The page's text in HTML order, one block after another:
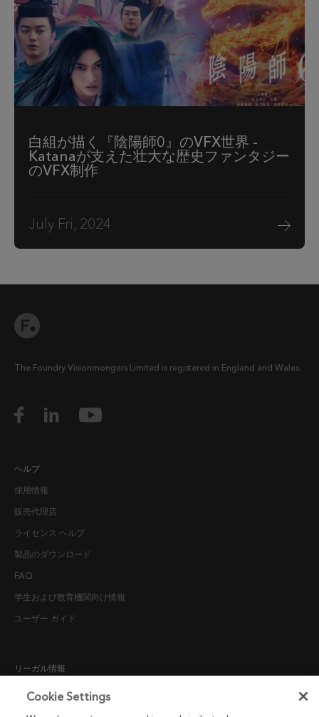
白組が描く『陰陽師0』のVFX世界 -
Katanaが支えた壮大な歴史ファンタジー
のVFX制作
July Fri, 2024
The Foundry Visionmongers Limited is registered in England and Wales.
ヘルプ
採用情報
販売代理店
ライセンス ヘルプ
製品のダウンロード
FAQ
学生および教育機関向け情報
ユーザー ガイド
リーガル情報
採用候補者向けプライバシー通知
Cookie Settings